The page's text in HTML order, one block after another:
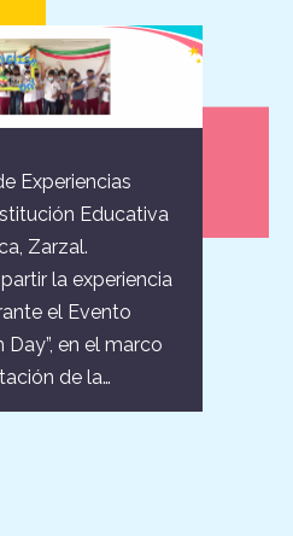
Experiencias
Educativa
Zarzal.
la experiencia
el Evento
Day”, en el marco
de la…